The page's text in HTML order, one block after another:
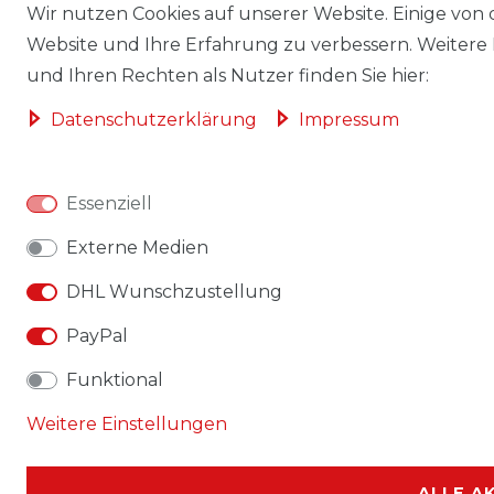
Wir nutzen Cookies auf unserer Website. Einige
Website und Ihre Erfahrung zu verbessern.
und Ihren Rechten als Nutzer finden Sie hier:
Daten­schutz­erklärung Impressum
Essenziell
Externe Medien
DHL Wunschzustellung
PayPal
Funktional
Weitere Einstellungen